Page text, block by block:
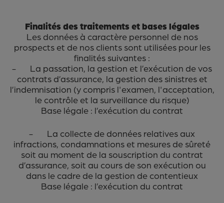
Finalités des traitements et bases légales
Les données à caractère personnel de nos
prospects et de nos clients sont utilisées pour les
finalités suivantes :
- La passation, la gestion et l’exécution de vos
contrats d’assurance, la gestion des sinistres et
l’indemnisation (y compris l'examen, l'acceptation,
le contrôle et la surveillance du risque)
Base légale : l’exécution du contrat
- La collecte de données relatives aux
infractions, condamnations et mesures de sûreté
soit au moment de la souscription du contrat
d’assurance, soit au cours de son exécution ou
dans le cadre de la gestion de contentieux
Base légale : l’exécution du contrat